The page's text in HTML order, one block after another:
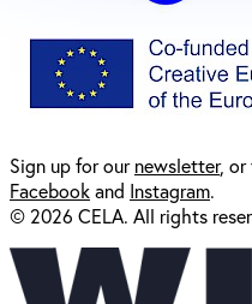
Sign up for ournewsletter, or
Facebookand Instagram.
© 2026 CELA. All rights